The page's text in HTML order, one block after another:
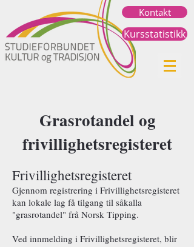
Kursstatistikk
Kontakt
Grasrotandel og
frivillighetsregisteret
Frivillighetsregisteret
Gjennom registrering i Frivillighetsregisteret
kan lokale lag få tilgang til såkalla
"grasrotandel" frå Norsk Tipping.
Ved innmelding i Frivillighetsregisteret, blir